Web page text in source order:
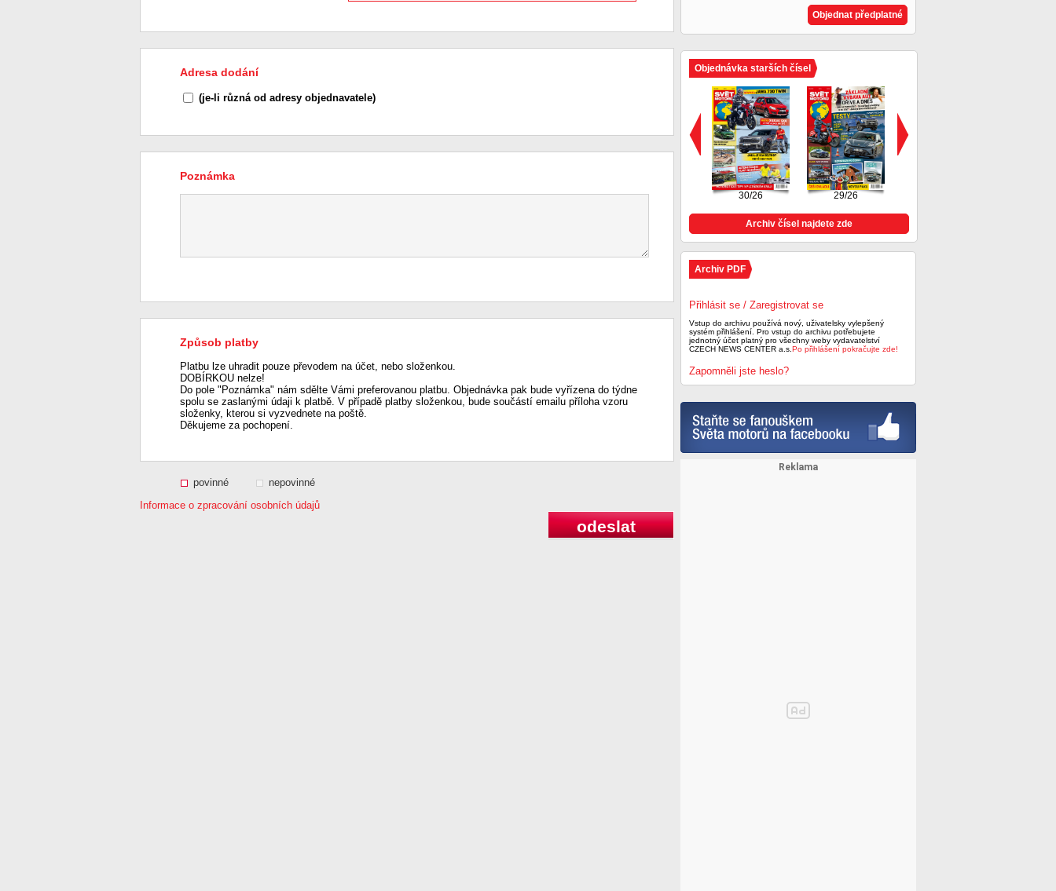
Adresa dodání
(je-li různá od adresy objednavatele)
Poznámka
Způsob platby
Platbu lze uhradit pouze převodem na účet, nebo složenkou.
DOBÍRKOU nelze!
Do pole "Poznámka" nám sdělte Vámi preferovanou platbu. Objednávka pak bude vyřízena do týdne
spolu se zaslanými údaji k platbě. V případě platby složenkou, bude součástí emailu příloha vzoru
složenky, kterou si vyzvednete na poště.
Děkujeme za pochopení.
povinné
nepovinné
Informace o zpracování osobních údajů
odeslat
Objednat předplatné
Objednávka starších čísel
30/26 29/26
Archiv čísel najdete zde
Archiv PDF
Přihlásit se / Zaregistrovat se
Vstup do archivu používá nový, uživatelsky vylepšený
systém přihlášení. Pro vstup do archivu potřebujete
jednotný účet platný pro všechny weby vydavatelství
CZECH NEWS CENTER a.s. Po přihlášení pokračujte zde!
Zapomněli jste heslo?